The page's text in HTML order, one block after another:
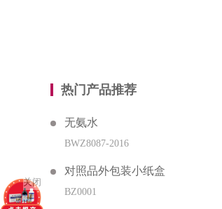
热门产品推荐
无氨水
BWZ8087-2016
对照品外包装小纸盒
BZ0001
关闭